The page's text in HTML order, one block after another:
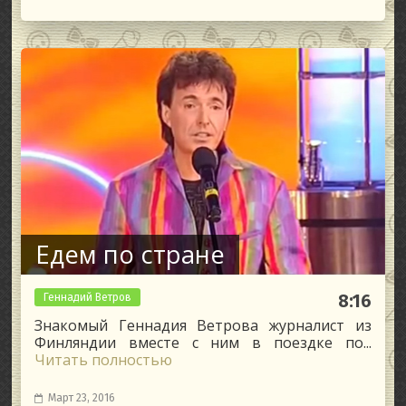
Едем по стране
Геннадий Ветров 8:16
Знакомый Геннадия Ветрова журналист из
Финляндии вместе с ним в поездке по...
Читать полностью
Март 23, 2016